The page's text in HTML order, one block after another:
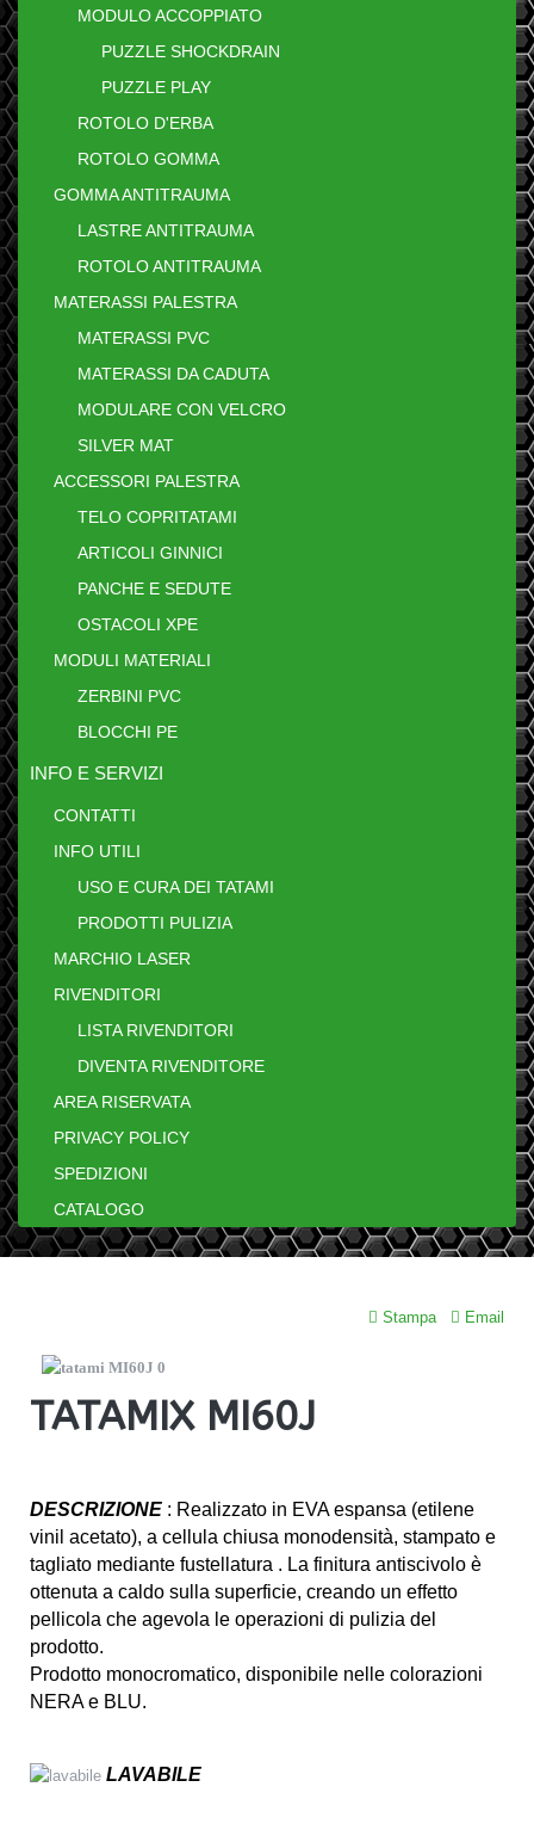
MODULO ACCOPPIATO
PUZZLE SHOCKDRAIN
PUZZLE PLAY
ROTOLO D'ERBA
ROTOLO GOMMA
GOMMA ANTITRAUMA
LASTRE ANTITRAUMA
ROTOLO ANTITRAUMA
MATERASSI PALESTRA
MATERASSI PVC
MATERASSI DA CADUTA
MODULARE CON VELCRO
SILVER MAT
ACCESSORI PALESTRA
TELO COPRITATAMI
ARTICOLI GINNICI
PANCHE E SEDUTE
OSTACOLI XPE
MODULI MATERIALI
ZERBINI PVC
BLOCCHI PE
INFO E SERVIZI
CONTATTI
INFO UTILI
USO E CURA DEI TATAMI
PRODOTTI PULIZIA
MARCHIO LASER
RIVENDITORI
LISTA RIVENDITORI
DIVENTA RIVENDITORE
AREA RISERVATA
PRIVACY POLICY
SPEDIZIONI
CATALOGO
Stampa Email
TATAMIX MI60J
DESCRIZIONE : Realizzato in EVA espansa (etilene
vinil acetato), a cellula chiusa monodensità, stampato e
tagliato mediante fustellatura . La finitura antiscivolo è
ottenuta a caldo sulla superficie, creando un effetto
pellicola che agevola le operazioni di pulizia del
prodotto.
Prodotto monocromatico, disponibile nelle colorazioni
NERA e BLU.
LAVABILE